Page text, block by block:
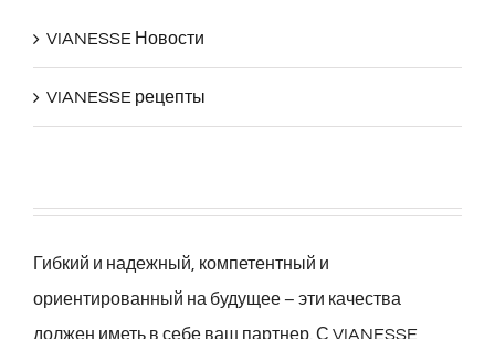
VIANESSE Новости
VIANESSE рецепты
Гибкий и надежный, компетентный и
ориентированный на будущее – эти качества
должен иметь в себе ваш партнер. С VIANESSE